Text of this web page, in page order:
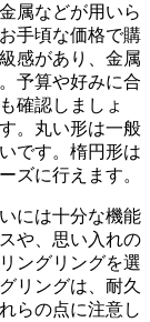
属などが用いら
手頃な価格で購
感があり、金属
予算や好みに合
も確認しましょ
。丸い形は一般
です。楕円形は
ズに行えます。
には十分な機能
や、 思い入れの
ングリングを選
リングは、 耐久
らの点に注意し